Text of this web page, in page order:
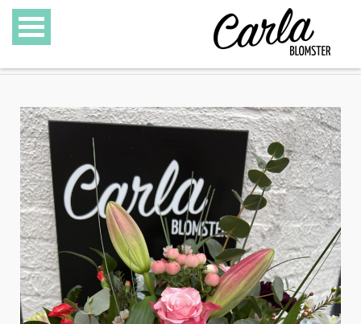
SPECIALITETER
GAVEKURVE
GAVEKORT
GALLERI
OM CARLA BLOMSTER